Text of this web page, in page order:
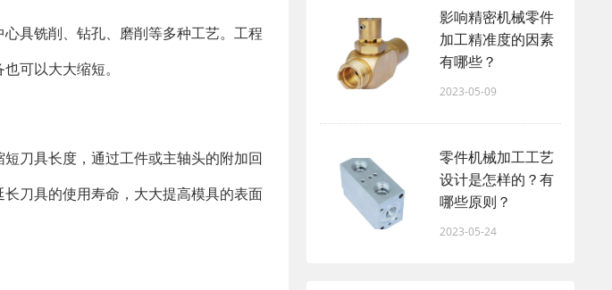
具铣削、钻孔、磨削等多种工艺。工程
可以大大缩短。
刀具长度，通过工件或主轴头的附加回
刀具的使用寿命，大大提高模具的表面
影响精密机械零件
加工精准度的因素
有哪些？
2023-05-09
零件机械加工工艺
设计是怎样的？有
哪些原则？
2023-05-24